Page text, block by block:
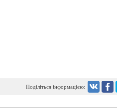
Поділіться інформацією: